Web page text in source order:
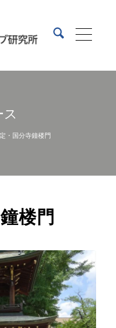
・国分寺鐘楼門
楼門